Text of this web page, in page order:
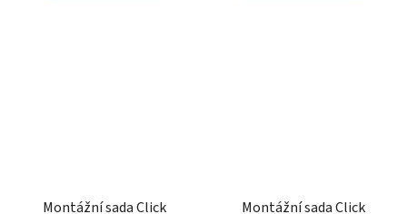
Montážní sada Click
Montážní sada Click